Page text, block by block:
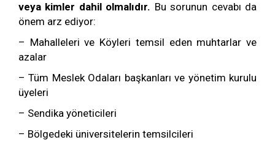
veya kimler dahil olmalıdır. Bu sorunun cevabı da
önem arz ediyor:
– Mahalleleri ve Köyleri temsil eden muhtarlar ve
azalar
– Tüm Meslek Odaları başkanları ve yönetim kurulu
üyeleri
– Sendika yöneticileri
– Bölgedeki üniversitelerin temsilcileri